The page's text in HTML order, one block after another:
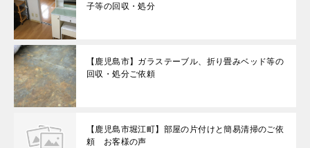
子等の回収・処分
【鹿児島市】ガラステーブル、折り畳みベッド等の
回収・処分ご依頼
【鹿児島市堀江町】部屋の片付けと簡易清掃のご依
頼 お客様の声